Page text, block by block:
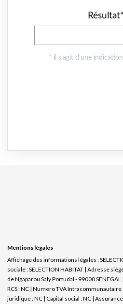
Mentions légales
Affichage des informations légales :
sociale : SELECTION HABITAT | Adresse
de Ngaparou Saly Portudal - 99000
RCS : NC | Numero TVA
juridique : NC | Capital social : NC |